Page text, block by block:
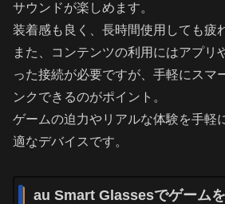
サウンドが楽しめます。
装着感も良く、長時間使用しても疲
また、コンテンツの利用にはアプリ
った接続が必要ですが、手軽にスマ
ンクできるのがポイント。
ゲームの迫力やリアルな体験を手軽
適なデバイスです。
au Smart Glassesでゲーム